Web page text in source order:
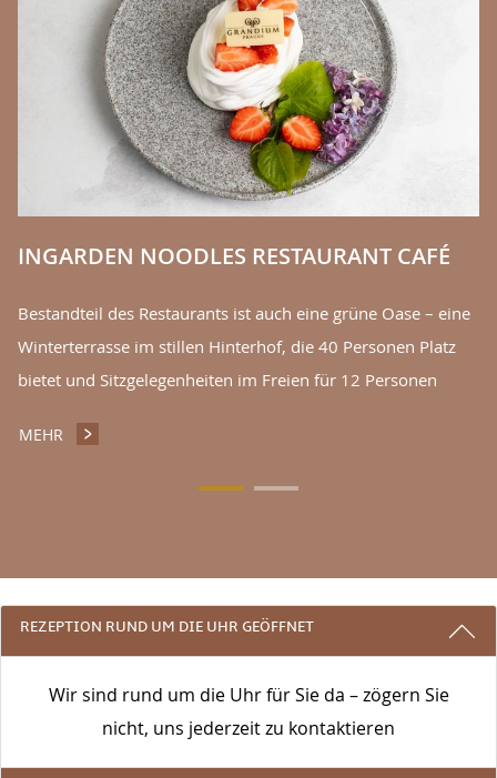
INGARDEN NOODLES RESTAURANT CAFÉ
Bestandteil des Restaurants ist auch eine grüne Oase – eine
Winterterrasse im stillen Hinterhof, die 40 Personen Platz
bietet und Sitzgelegenheiten im Freien für 12 Personen
MEHR INGARDEN NOODLES RESTAURANT CAFÉ
3 GRÜNDE, BEI UNS ZU BLEIBEN
REZEPTION RUND UM DIE UHR GEÖFFNET
Wir sind rund um die Uhr für Sie da – zögern Sie
nicht, uns jederzeit zu kontaktieren